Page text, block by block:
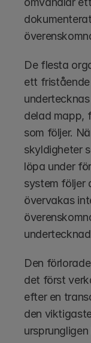
De flesta
ett
delad mapp,
som följer.
skyldigheter
löpa under
system följer
övervakas
Den
det först
efter en
den